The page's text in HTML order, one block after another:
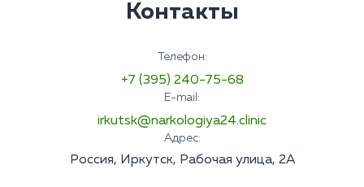
Контакты
Телефон:
+7 (395) 240-75-68
E-mail:
irkutsk@narkologiya24.clinic
Адрес:
Россия, Иркутск, Рабочая улица, 2А